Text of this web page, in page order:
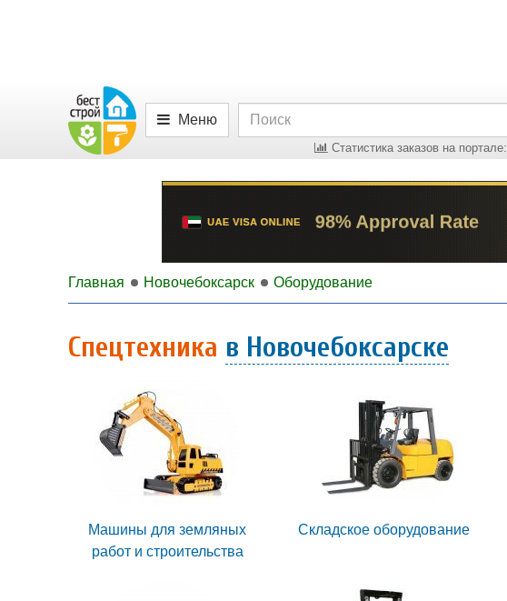
Меню
Статистика заказов на портале:
Главная Новочебоксарск Оборудование
Спецтехника в Новочебоксарске
Машины для земляных
работ и строительства
Складское оборудование